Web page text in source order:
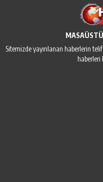
Sitemizde yayınlanan haberlerin
haberleri